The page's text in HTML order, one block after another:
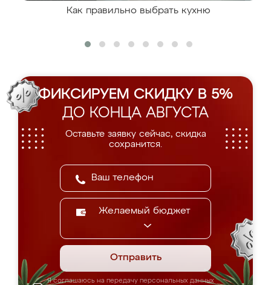
Как правильно выбрать кухню
ФИКСИРУЕМ СКИДКУ В 5%
ДО КОНЦА АВГУСТА
Оставьте заявку сейчас, скидка
сохранится.
Желаемый бюджет
Отправить
Я соглашаюсь на передачу персональных данных